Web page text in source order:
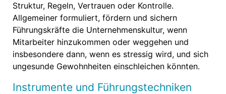
Struktur, Regeln, Vertrauen oder Kontrolle.
Allgemeiner formuliert, fördern und sichern
Führungskräfte die Unternehmenskultur, wenn
Mitarbeiter hinzukommen oder weggehen und
insbesondere dann, wenn es stressig wird, und sich
ungesunde Gewohnheiten einschleichen könnten.
Instrumente und Führungstechniken